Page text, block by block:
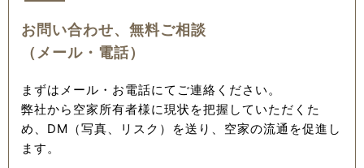
お問い合わせ、無料ご相談
（メール・電話）
まずはメール・お電話にてご連絡ください。
弊社から空家所有者様に現状を把握していただくた
め、DM（写真、リスク）を送り、空家の流通を促進し
ます。